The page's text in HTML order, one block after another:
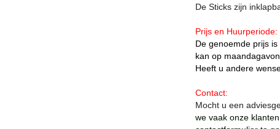
De Sticks zijn
Prijs en Huurperiode:
De genoemde prijs
kan op
Heeft u andere
Contact:
Mocht u een
we vaak onze